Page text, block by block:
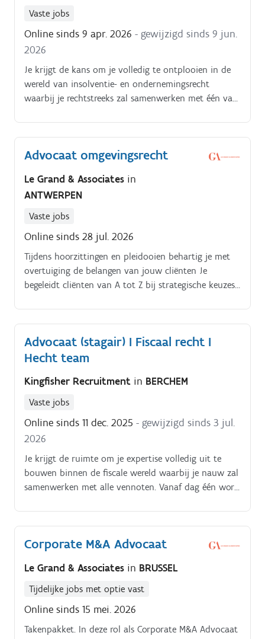
Vaste jobs
Online sinds 9 apr. 2026 - gewijzigd sinds 9 jun.
2026
Je krijgt de kans om je volledig te ontplooien in de
wereld van insolventie- en ondernemingsrecht
waarbij je rechtstreeks zal samenwerken met één van
Advocaat omgevingsrecht
Le Grand & Associates in
ANTWERPEN
Vaste jobs
Online sinds 28 jul. 2026
Tijdens hoorzittingen en pleidooien behartig je met
overtuiging de belangen van jouw cliënten Je
begeleidt cliënten van A tot Z bij strategische keuzes
Samen met een ervaren advocaat omgevingsrecht
spar je regelmatig over de beste aanpak voor
ingewikkelde dossiers
Advocaat (stagair) I Fiscaal recht I
Hecht team
Kingfisher Recruitment in BERCHEM
Vaste jobs
Online sinds 11 dec. 2025 - gewijzigd sinds 3 jul.
2026
Je krijgt de ruimte om je expertise volledig uit te
bouwen binnen de fiscale wereld waarbij je nauw zal
samenwerken met alle vennoten. Vanaf dag één word
uitgroeien tot een autonome partner van dit
kantoor.
Corporate M&A Advocaat
Le Grand & Associates in BRUSSEL
Tijdelijke jobs met optie vast
Online sinds 15 mei. 2026
Takenpakket. In deze rol als Corporate M&A Advocaat